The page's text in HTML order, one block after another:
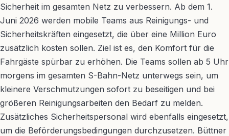
Sicherheit im gesamten Netz zu verbessern. Ab dem 1.
Juni 2026 werden mobile Teams aus Reinigungs- und
Sicherheitskräften eingesetzt, die über eine Million Euro
zusätzlich kosten sollen. Ziel ist es, den Komfort für die
Fahrgäste spürbar zu erhöhen. Die Teams sollen ab 5 Uhr
morgens im gesamten S-Bahn-Netz unterwegs sein, um
kleinere Verschmutzungen sofort zu beseitigen und bei
größeren Reinigungsarbeiten den Bedarf zu melden.
Zusätzliches Sicherheitspersonal wird ebenfalls eingesetzt,
um die Beförderungsbedingungen durchzusetzen. Büttner